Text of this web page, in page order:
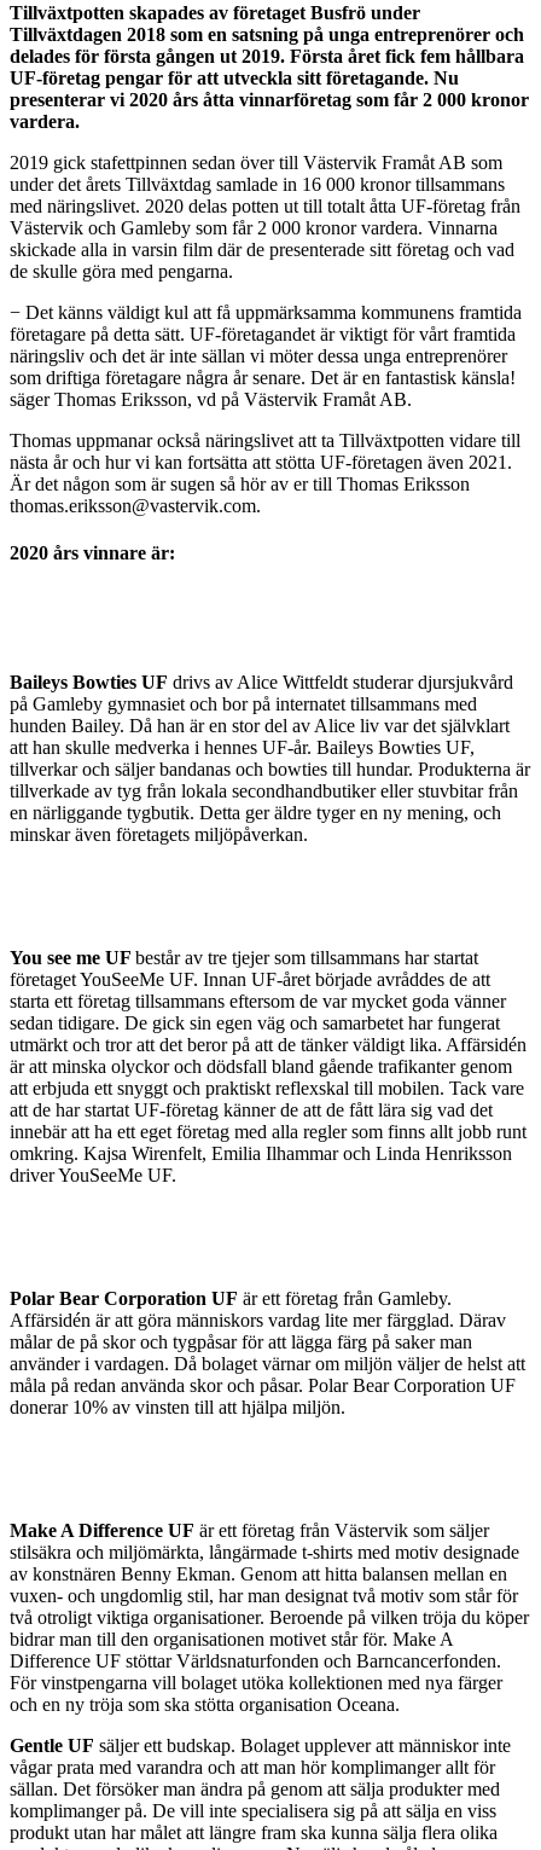
Tillväxtpotten skapades av företaget Busfrö under
Tillväxtdagen 2018 som en satsning på unga entreprenörer och
delades för första gången ut 2019. Första året fick fem hållbara
UF-företag pengar för att utveckla sitt företagande. Nu
presenterar vi 2020 års åtta vinnarföretag som får 2 000 kronor
vardera.
2019 gick stafettpinnen sedan över till Västervik Framåt AB som
under det årets Tillväxtdag samlade in 16 000 kronor tillsammans
med näringslivet. 2020 delas potten ut till totalt åtta UF-företag från
Västervik och Gamleby som får 2 000 kronor vardera. Vinnarna
skickade alla in varsin film där de presenterade sitt företag och vad
de skulle göra med pengarna.
− Det känns väldigt kul att få uppmärksamma kommunens framtida
företagare på detta sätt. UF-företagandet är viktigt för vårt framtida
näringsliv och det är inte sällan vi möter dessa unga entreprenörer
som driftiga företagare några år senare. Det är en fantastisk känsla!
säger Thomas Eriksson, vd på Västervik Framåt AB.
Thomas uppmanar också näringslivet att ta Tillväxtpotten vidare till
nästa år och hur vi kan fortsätta att stötta UF-företagen även 2021.
Är det någon som är sugen så hör av er till Thomas Eriksson
thomas.eriksson@vastervik.com.
2020 års vinnare är:
Baileys Bowties UF drivs av Alice Wittfeldt studerar djursjukvård
på Gamleby gymnasiet och bor på internatet tillsammans med
hunden Bailey. Då han är en stor del av Alice liv var det självklart
att han skulle medverka i hennes UF-år. Baileys Bowties UF,
tillverkar och säljer bandanas och bowties till hundar. Produkterna är
tillverkade av tyg från lokala secondhandbutiker eller stuvbitar från
en närliggande tygbutik. Detta ger äldre tyger en ny mening, och
minskar även företagets miljöpåverkan.
You see me UF består av tre tjejer som tillsammans har startat
företaget YouSeeMe UF. Innan UF-året började avråddes de att
starta ett företag tillsammans eftersom de var mycket goda vänner
sedan tidigare. De gick sin egen väg och samarbetet har fungerat
utmärkt och tror att det beror på att de tänker väldigt lika. Affärsidén
är att minska olyckor och dödsfall bland gående trafikanter genom
att erbjuda ett snyggt och praktiskt reflexskal till mobilen. Tack vare
att de har startat UF-företag känner de att de fått lära sig vad det
innebär att ha ett eget företag med alla regler som finns allt jobb runt
omkring. Kajsa Wirenfelt, Emilia Ilhammar och Linda Henriksson
driver YouSeeMe UF.
Polar Bear Corporation UF är ett företag från Gamleby.
Affärsidén är att göra människors vardag lite mer färgglad. Därav
målar de på skor och tygpåsar för att lägga färg på saker man
använder i vardagen. Då bolaget värnar om miljön väljer de helst att
måla på redan använda skor och påsar. Polar Bear Corporation UF
donerar 10% av vinsten till att hjälpa miljön.
Make A Difference UF är ett företag från Västervik som säljer
stilsäkra och miljömärkta, långärmade t-shirts med motiv designade
av konstnären Benny Ekman. Genom att hitta balansen mellan en
vuxen- och ungdomlig stil, har man designat två motiv som står för
två otroligt viktiga organisationer. Beroende på vilken tröja du köper
bidrar man till den organisationen motivet står för. Make A
Difference UF stöttar Världsnaturfonden och Barncancerfonden.
För vinstpengarna vill bolaget utöka kollektionen med nya färger
och en ny tröja som ska stötta organisation Oceana.
Gentle UF säljer ett budskap. Bolaget upplever att människor inte
vågar prata med varandra och att man hör komplimanger allt för
sällan. Det försöker man ändra på genom att sälja produkter med
komplimanger på. De vill inte specialisera sig på att sälja en viss
produkt utan har målet att längre fram ska kunna sälja flera olika